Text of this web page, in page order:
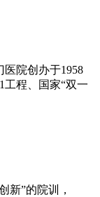
院创办于1958
工程、国家“双一
新”的院训，